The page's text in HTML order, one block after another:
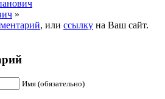
»
, или ссылку на Ваш сайт.
Имя (обязательно)